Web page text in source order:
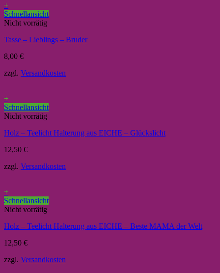
+
Schnellansicht
Nicht vorrätig
Tasse – Lieblings – Bruder
8,00 €
zzgl. Versandkosten
+
Schnellansicht
Nicht vorrätig
Holz – Teelicht Halterung aus EICHE – Glückslicht
12,50 €
zzgl. Versandkosten
+
Schnellansicht
Nicht vorrätig
Holz – Teelicht Halterung aus EICHE – Beste MAMA der Welt
12,50 €
zzgl. Versandkosten